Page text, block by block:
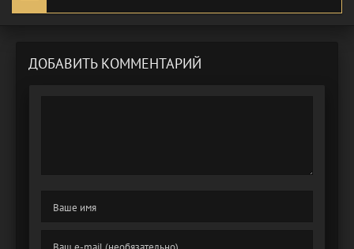
ДОБАВИТЬ КОММЕНТАРИЙ